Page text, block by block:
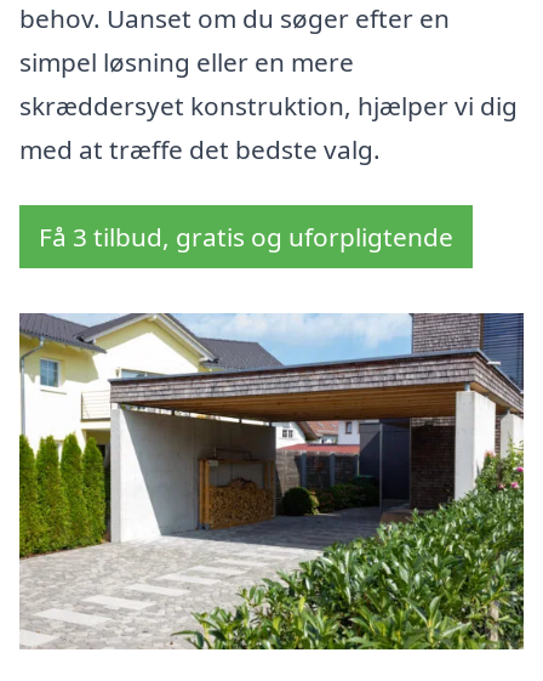
behov. Uanset om du søger efter en
simpel løsning eller en mere
skræddersyet konstruktion, hjælper vi dig
med at træffe det bedste valg.
Få 3 tilbud, gratis og uforpligtende